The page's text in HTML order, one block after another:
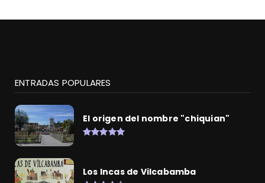
ENTRADAS POPULARES
El origen del nombre "chiquian"
Los Incas de Vilcabamba